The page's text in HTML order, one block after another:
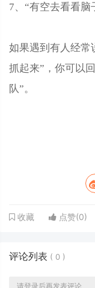
7、“有空去看看脑
如果遇到有人经常
抓起来”，你可以
队”。
收藏 点赞(0)
评论列表 ( 0 )